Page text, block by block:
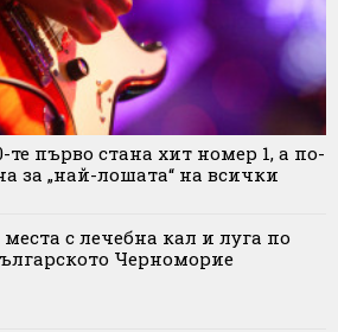
те първо стана хит номер 1, а по-
за „най-лошата“ на всички
места с лечебна кал и луга по
Черноморие